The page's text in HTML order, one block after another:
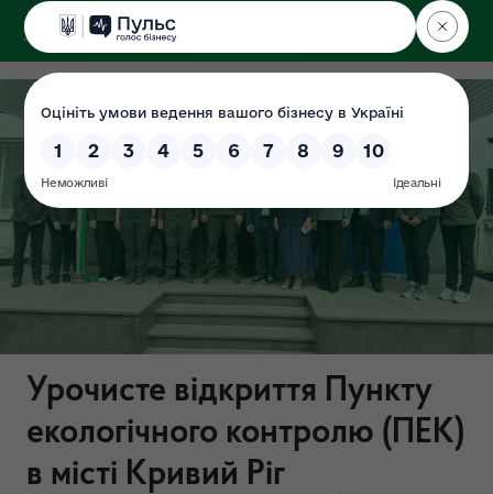
ДЕРЖЕКОІНСПЕКЦІЯ
Урочисте відкриття Пункту
екологічного контролю (ПЕК)
в місті Кривий Ріг